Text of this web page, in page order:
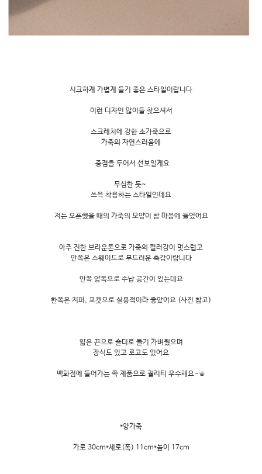
시크하게 가볍게 들기 좋은 스타일이랍니다
이런 디자인 많이들 찾으셔서
스크레치에 강한 소가죽으로
가죽의 자연스러움에
중점을 두어서 선보일게요
무심한 듯~
쓰윽 착용하는 스타일인데요
저는 오픈했을 때의 가죽의 모양이 참 마음에 들었어요
아주 진한 브라운톤으로 가죽의 컬러감이 멋스럽고
안쪽은 스웨이드로 부드러운 촉감이랍니다
안쪽 양쪽으로 수납 공간이 있는데요
한쪽은 지퍼, 포켓으로 실용적이라 좋았어요 (사진 참고)
얇은 끈으로 숄더로 들기 가벼웠으며
장식도 있고 로고도 있어요
백화점에 들어가는 쪽 제품으로 퀄리티 우수해요~ㅎ
*양가죽
가로 30cm*세로(폭) 11cm*높이 17cm